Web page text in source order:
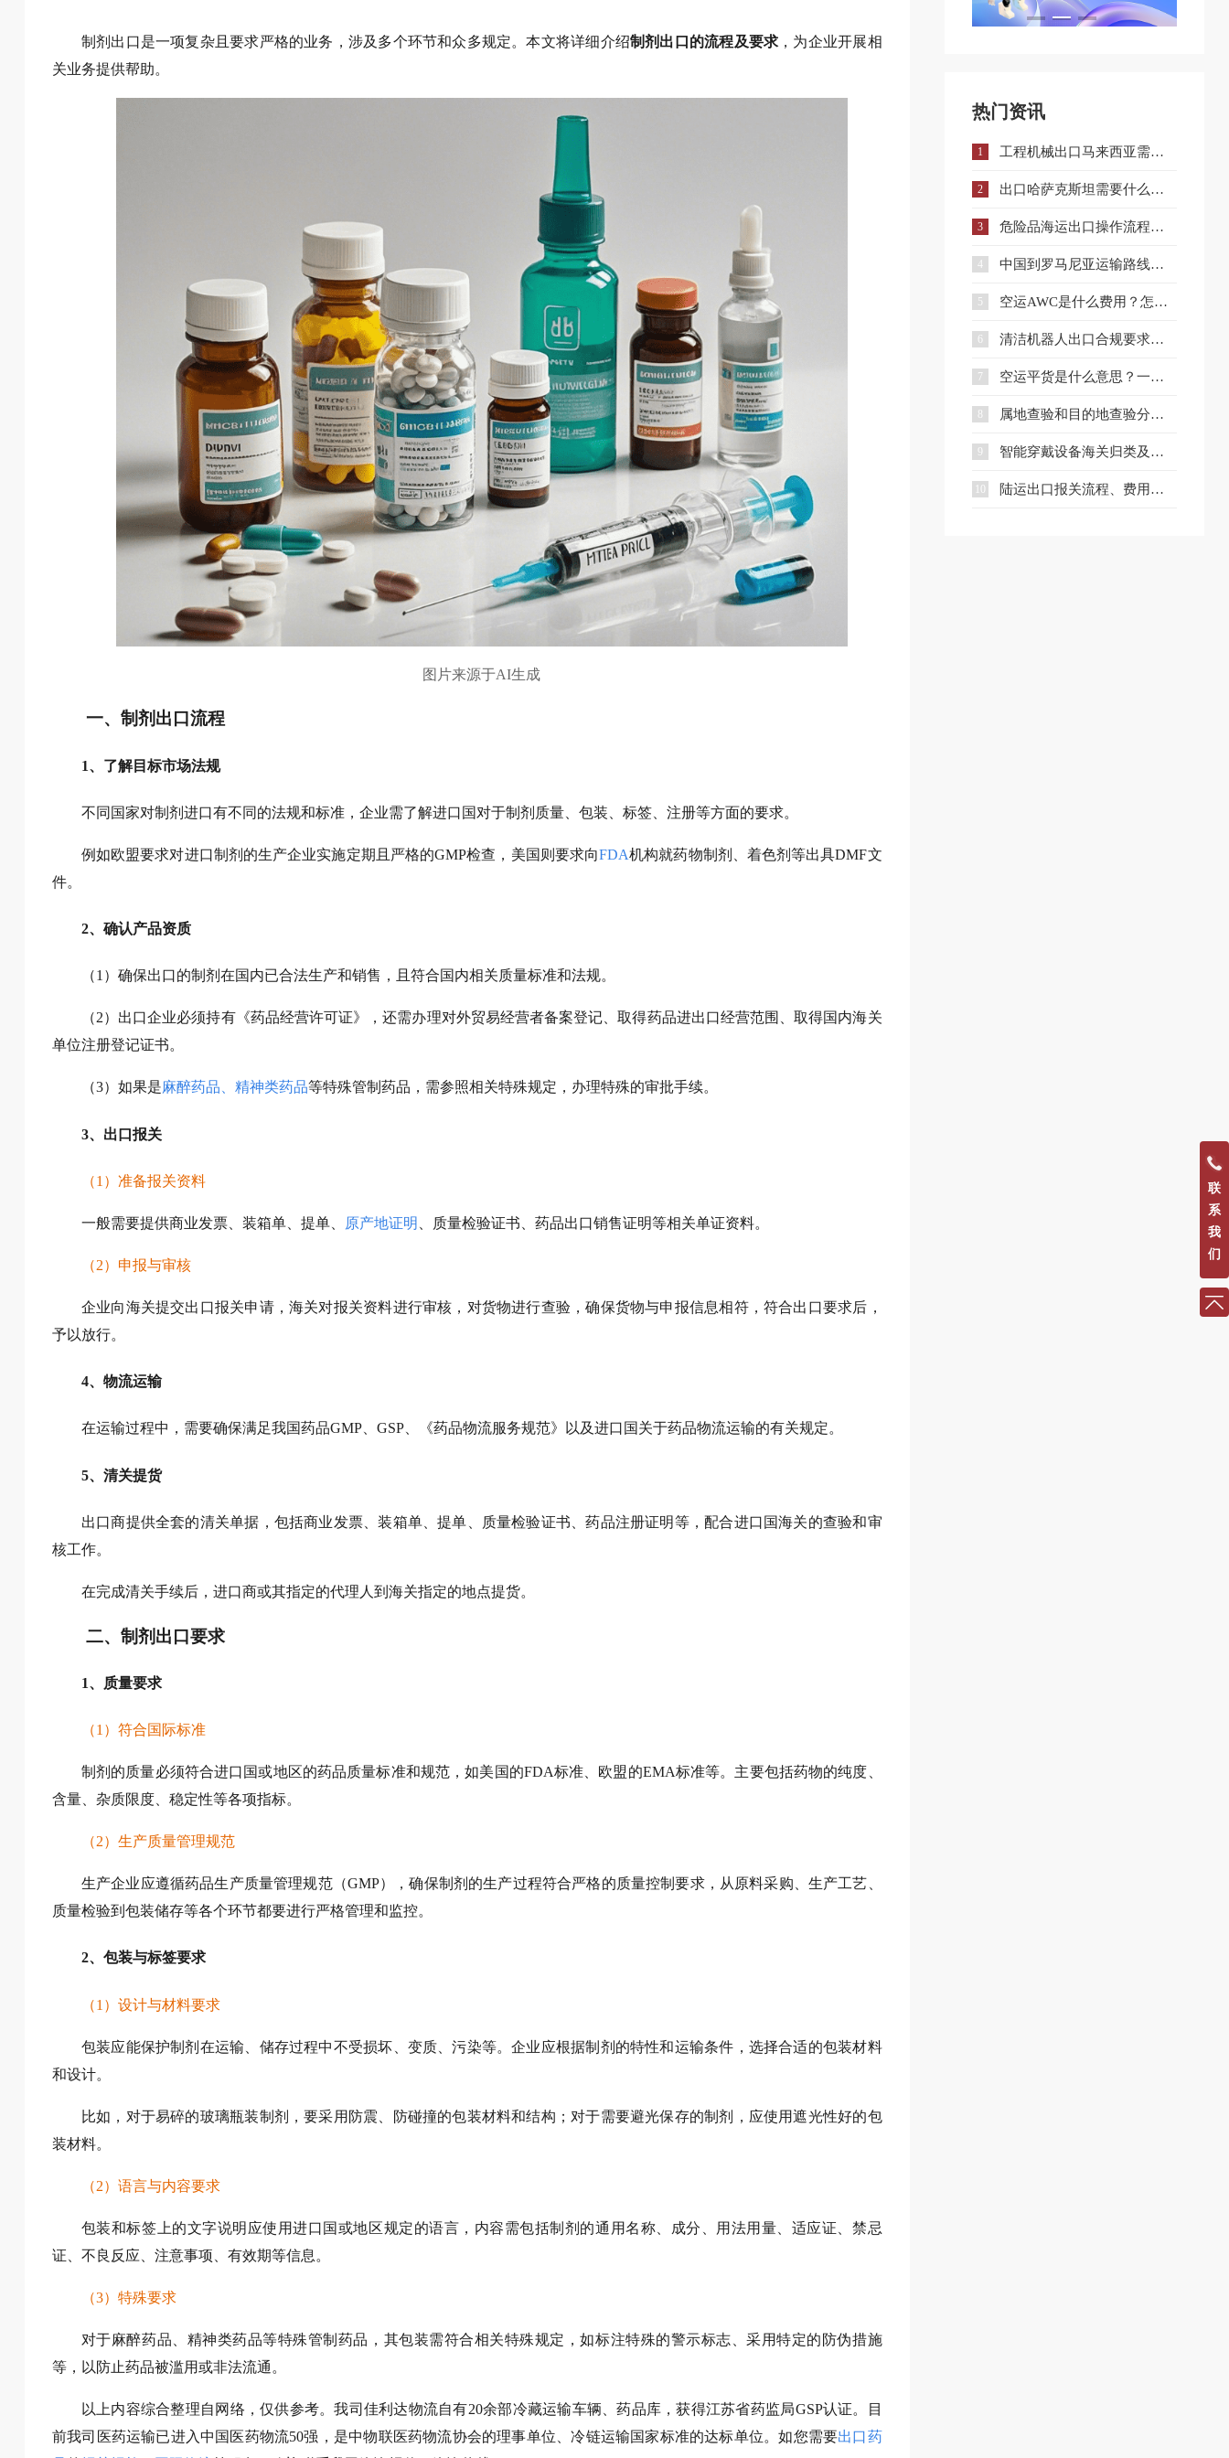
制剂出口是一项复杂且要求严格的业务，涉及多个环节和众多规定。本文将详细介绍制剂出口的流程及要求 ，为企业开展相
关业务提供帮助。
图片来源于AI生成
一、制剂出口流程
1、了解目标市场法规
不同国家对制剂进口有不同的法规和标准，企业需了解进口国对于制剂质量、包装、标签、注册等方面的要求。
例如欧盟要求对进口制剂的生产企业实施定期且严格的GMP检查，美国则要求向FDA机构就药物制剂、着色剂等出具DMF文
件。
2、确认产品资质
（1）确保出口的制剂在国内已合法生产和销售，且符合国内相关质量标准和法规。
（2）出口企业必须持有《药品经营许可证》，还需办理对外贸易经营者备案登记、取得药品进出口经营范围、取得国内海关
单位注册登记证书。
（3）如果是麻醉药品、精神类药品等特殊管制药品，需参照相关特殊规定，办理特殊的审批手续。
3、出口报关
（1）准备报关资料
一般需要提供商业发票、装箱单、提单、 原产地证明 、质量检验证书、药品出口销售证明等相关单证资料。
（2）申报与审核
企业向海关提交出口报关申请，海关对报关资料进行审核，对货物进行查验，确保货物与申报信息相符，符合出口要求后，
予以放行。
4、物流运输
在运输过程中，需要确保满足我国药品GMP、GSP、《药品物流服务规范》以及进口国关于药品物流运输的有关规定。
5、清关提货
出口商提供全套的清关单据，包括商业发票、装箱单、提单、质量检验证书、药品注册证明等，配合进口国海关的查验和审
核工作。
在完成清关手续后，进口商或其指定的代理人到海关指定的地点提货。
二、制剂出口要求
1、质量要求
（1）符合国际标准
制剂的质量必须符合进口国或地区的药品质量标准和规范，如美国的FDA标准、欧盟的EMA标准等。主要包括药物的纯度、
含量、杂质限度、稳定性等各项指标。
（2）生产质量管理规范
生产企业应遵循药品生产质量管理规范（GMP），确保制剂的生产过程符合严格的质量控制要求，从原料采购、生产工艺、
质量检验到包装储存等各个环节都要进行严格管理和监控。
2、包装与标签要求
（1）设计与材料要求
包装应能保护制剂在运输、储存过程中不受损坏、变质、污染等。企业应根据制剂的特性和运输条件，选择合适的包装材料
和设计。
比如，对于易碎的玻璃瓶装制剂，要采用防震、防碰撞的包装材料和结构；对于需要避光保存的制剂，应使用遮光性好的包
装材料。
（2）语言与内容要求
包装和标签上的文字说明应使用进口国或地区规定的语言，内容需包括制剂的通用名称、成分、用法用量、适应证、禁忌
证、不良反应、注意事项、有效期等信息。
（3）特殊要求
对于麻醉药品、精神类药品等特殊管制药品，其包装需符合相关特殊规定，如标注特殊的警示标志、采用特定的防伪措施
等，以防止药品被滥用或非法流通。
以上内容综合整理自网络，仅供参考。我司佳利达物流自有20余部冷藏运输车辆、药品库，获得江苏省药监局GSP认证。目
前我司医药运输已进入中国医药物流50强，是中物联医药物流协会的理事单位、冷链运输国家标准的达标单位。如您需要出口药
热门资讯
1 工程机械出口马来西亚需要什么手续和证件？
2 出口哈萨克斯坦需要什么认证？一文详解核心准入要求
3 危险品海运出口操作流程与注意事项全解析
4 中国到罗马尼亚运输路线详解与企业选择策略
5 空运AWC是什么费用？怎么收？和AWA有什么区别？
6 清洁机器人出口合规要求、流程与注意事项全解析
7 空运平货是什么意思？一文讲清计费规则及与重货、泡货的区别
8 属地查验和目的地查验分别是什么？一文看懂两者区别
9 智能穿戴设备海关归类及出口合规指南
10 陆运出口报关流程、费用及核心文件全解析
联
系
我
们